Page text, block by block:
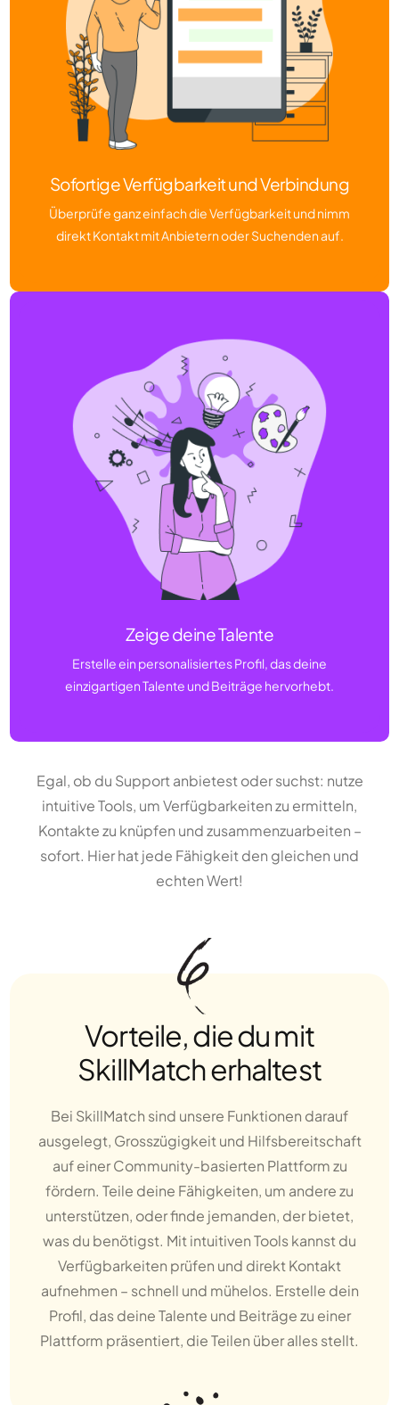
Sofortige Verfügbarkeit und Verbindung
Überprüfe ganz einfach die Verfügbarkeit und nimm
direkt Kontakt mit Anbietern oder Suchenden auf.
Zeige deine Talente
Erstelle ein personalisiertes Profil, das deine
einzigartigen Talente und Beiträge hervorhebt.
Egal, ob du Support anbietest oder suchst: nutze
intuitive Tools, um Verfügbarkeiten zu ermitteln,
Kontakte zu knüpfen und zusammenzuarbeiten –
sofort. Hier hat jede Fähigkeit den gleichen und
echten Wert!
Vorteile, die du mit
SkillMatch erhaltest
Bei SkillMatch sind unsere Funktionen darauf
ausgelegt, Grosszügigkeit und Hilfsbereitschaft
auf einer Community-basierten Plattform zu
fördern. Teile deine Fähigkeiten, um andere zu
unterstützen, oder finde jemanden, der bietet,
was du benötigst. Mit intuitiven Tools kannst du
Verfügbarkeiten prüfen und direkt Kontakt
aufnehmen – schnell und mühelos. Erstelle dein
Profil, das deine Talente und Beiträge zu einer
Plattform präsentiert, die Teilen über alles stellt.